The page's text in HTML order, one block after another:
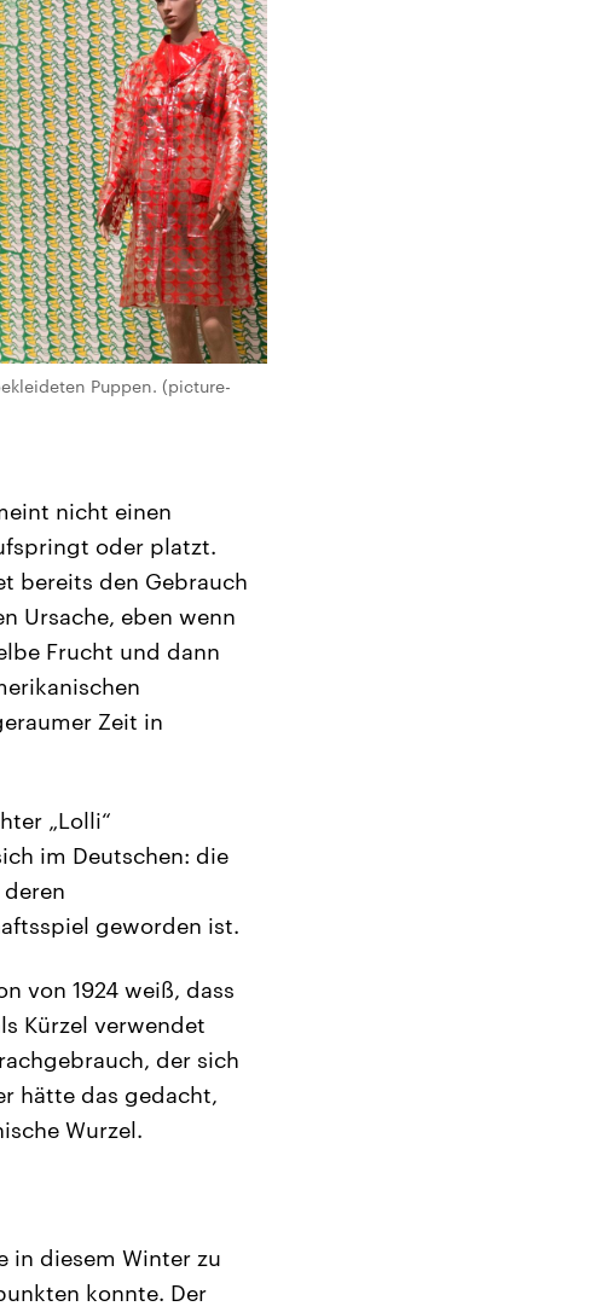
Puppen. (picture-
nicht einen
oder platzt.
bereits den Gebrauch
Ursache, eben wenn
Frucht und dann
Zeit in
„Lolli“
im Deutschen: die
geworden ist.
von 1924 weiß, dass
Kürzel verwendet
der sich
hätte das gedacht,
Wurzel.
in diesem Winter zu
konnte. Der